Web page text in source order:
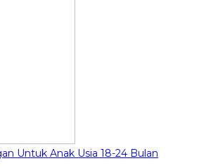
Untuk Anak Usia 18-24 Bulan